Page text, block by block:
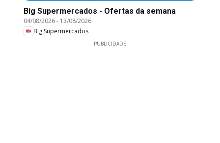
Big Supermercados - Ofertas da semana
04/08/2026- 13/08/2026
Big Supermercados
PUBLICIDADE